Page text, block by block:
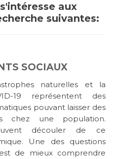
aux
suivantes:
SOCIAUX
naturelles et la
19 représentent des
pouvant laisser des
chez une population.
découler de ce
Une des questions
de mieux comprendre